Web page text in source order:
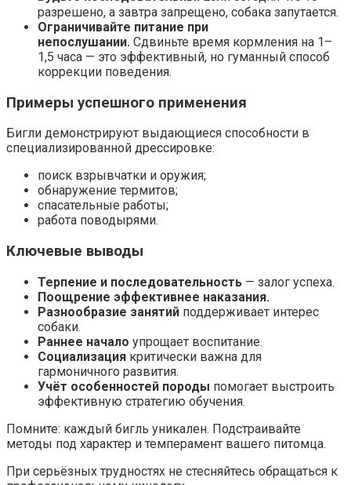
разрешено, а завтра запрещено, собака запутается.
Ограничивайте питание при
непослушании. Сдвиньте время кормления на 1–
1,5 часа — это эффективный, но гуманный способ
коррекции поведения.
Примеры успешного применения
Бигли демонстрируют выдающиеся способности в
специализированной дрессировке:
поиск взрывчатки и оружия;
обнаружение термитов;
спасательные работы;
работа поводырями.
Ключевые выводы
Терпение и последовательность — залог успеха.
Поощрение эффективнее наказания.
Разнообразие занятий поддерживает интерес
собаки.
Раннее начало упрощает воспитание.
Социализация критически важна для
гармоничного развития.
Учёт особенностей породы помогает выстроить
эффективную стратегию обучения.
Помните: каждый бигль уникален. Подстраивайте
методы под характер и темперамент вашего питомца.
При серьёзных трудностях не стесняйтесь обращаться к